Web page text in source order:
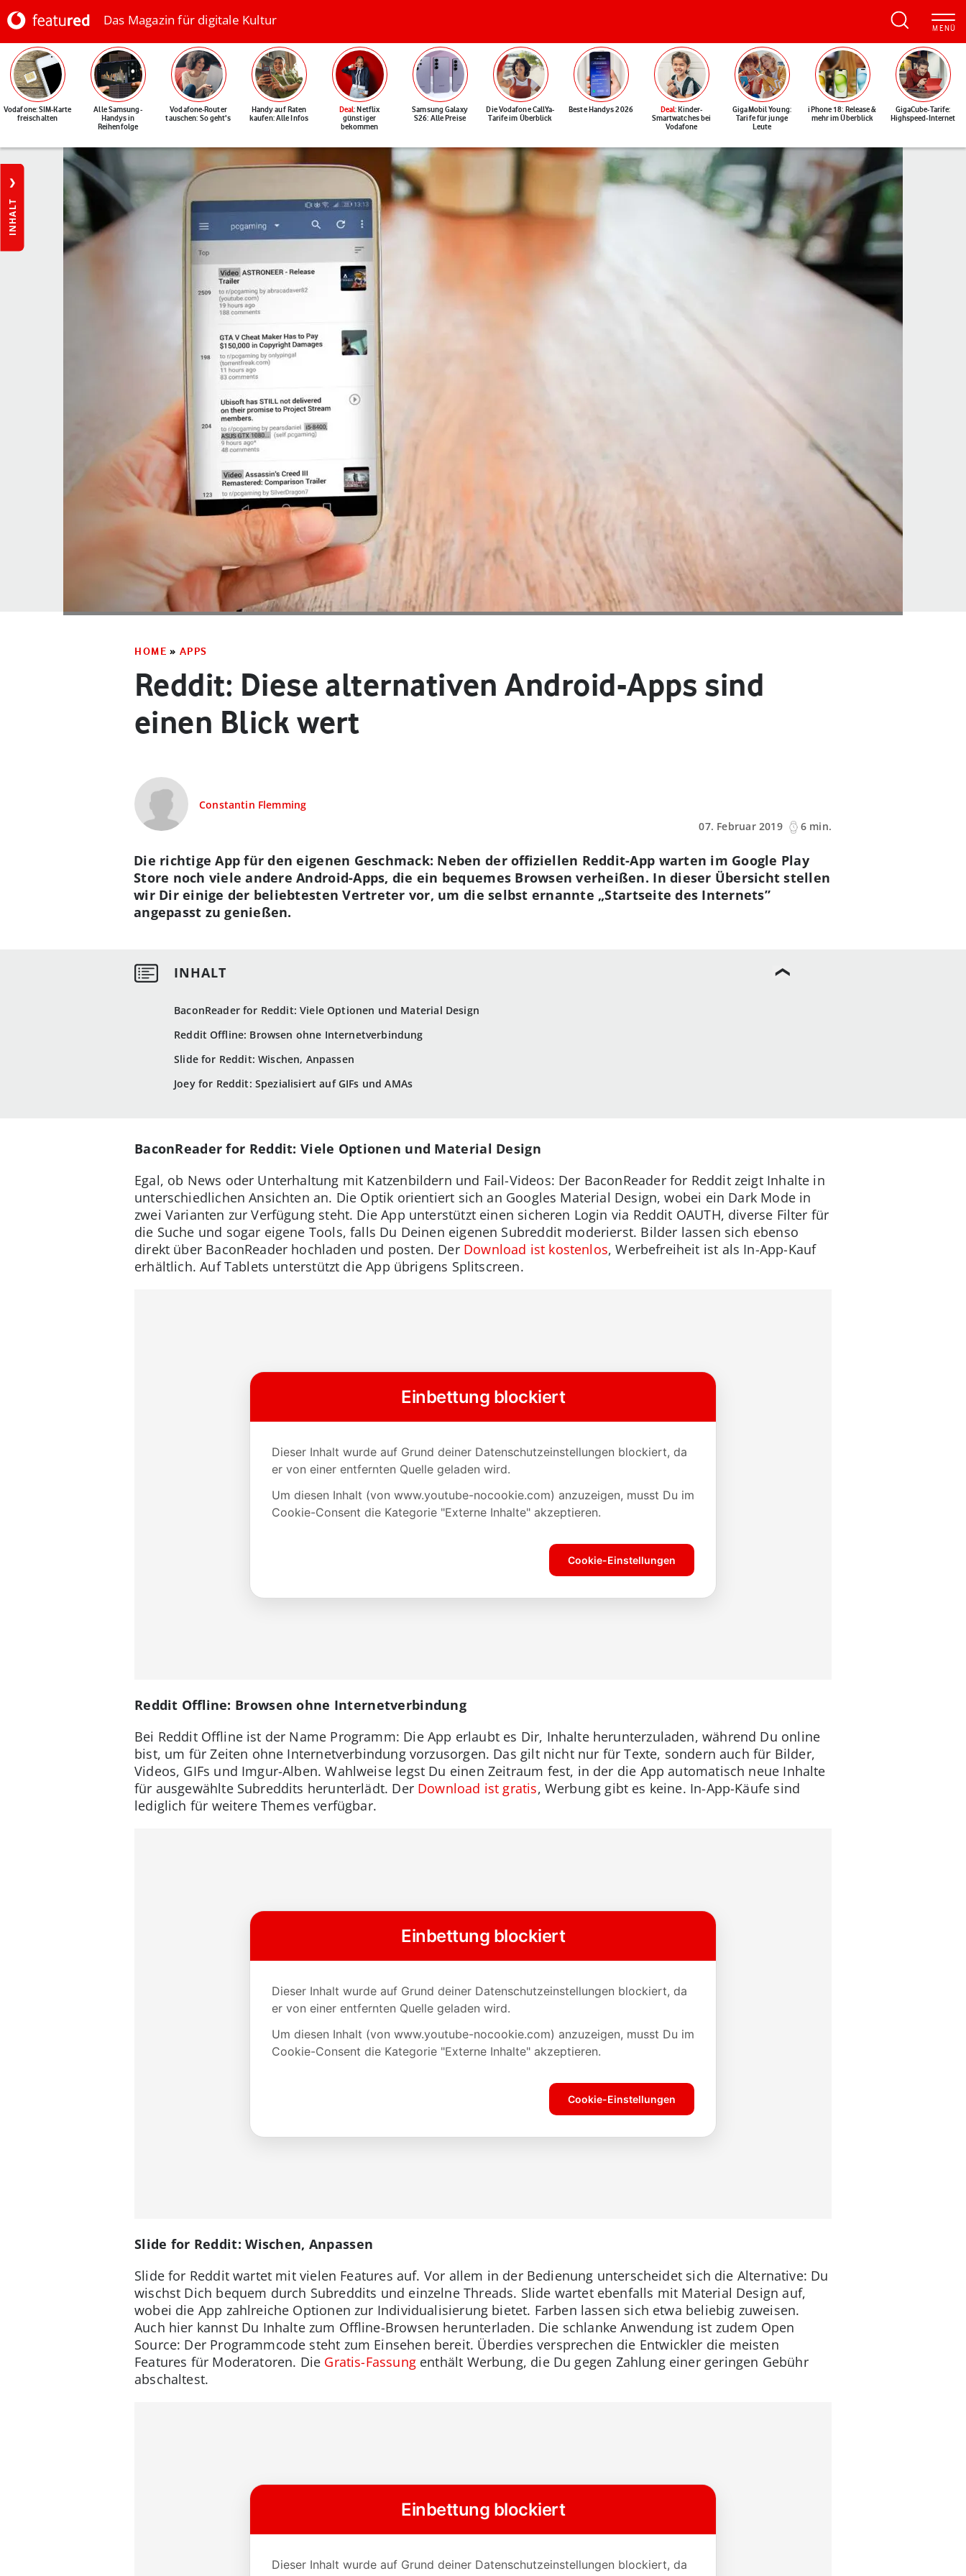
Das Magazin für digitale Kultur
Vodafone: SIM-Karte
freischalten
Alle Samsung-
Handys in
Reihenfolge
Vodafone-Router
tauschen: So geht's
Handy auf Raten
kaufen: Alle Infos
Deal: Netflix
günstiger
bekommen
Samsung Galaxy
S26: Alle Preise
Die Vodafone CallYa-
Tarife im Überblick
Beste Handys 2026 Deal: Kinder-
Smartwatches bei
Vodafone
GigaMobil Young:
Tarife für junge
Leute
iPhone 18: Release &
mehr im Überblick
GigaCube-Tarife:
Highspeed-Internet
INHALT
HOME » APPS
Reddit: Diese alternativen Android-Apps sind
einen Blick wert
Constantin Flemming
07. Februar 2019
6 min.
BaconReader for Reddit: Viele Optionen und Material Design
Reddit Offline: Browsen ohne Internetverbindung
Slide for Reddit: Wischen, Anpassen
Joey for Reddit: Spezialisiert auf GIFs und AMAs
Die richtige App für den eigenen Geschmack: Neben der offiziellen Reddit-App warten im Google Play
Store noch viele andere Android-Apps, die ein bequemes Browsen verheißen. In dieser Übersicht stellen
wir Dir einige der beliebtesten Vertreter vor, um die selbst ernannte „Startseite des Internets”
angepasst zu genießen.
BaconReader for Reddit: Viele Optionen und Material Design
Egal, ob News oder Unterhaltung mit Katzenbildern und Fail-Videos: Der BaconReader for Reddit zeigt Inhalte in
unterschiedlichen Ansichten an. Die Optik orientiert sich an Googles Material Design, wobei ein Dark Mode in
zwei Varianten zur Verfügung steht. Die App unterstützt einen sicheren Login via Reddit OAUTH, diverse Filter für
die Suche und sogar eigene Tools, falls Du Deinen eigenen Subreddit moderierst. Bilder lassen sich ebenso
direkt über BaconReader hochladen und posten. Der Download ist kostenlos, Werbefreiheit ist als In-App-Kauf
erhältlich. Auf Tablets unterstützt die App übrigens Splitscreen.
Reddit Offline: Browsen ohne Internetverbindung
Bei Reddit Offline ist der Name Programm: Die App erlaubt es Dir, Inhalte herunterzuladen, während Du online
bist, um für Zeiten ohne Internetverbindung vorzusorgen. Das gilt nicht nur für Texte, sondern auch für Bilder,
Videos, GIFs und Imgur-Alben. Wahlweise legst Du einen Zeitraum fest, in der die App automatisch neue Inhalte
für ausgewählte Subreddits herunterlädt. Der Download ist gratis, Werbung gibt es keine. In-App-Käufe sind
lediglich für weitere Themes verfügbar.
Slide for Reddit: Wischen, Anpassen
Slide for Reddit wartet mit vielen Features auf. Vor allem in der Bedienung unterscheidet sich die Alternative: Du
wischst Dich bequem durch Subreddits und einzelne Threads. Slide wartet ebenfalls mit Material Design auf,
wobei die App zahlreiche Optionen zur Individualisierung bietet. Farben lassen sich etwa beliebig zuweisen.
Auch hier kannst Du Inhalte zum Offline-Browsen herunterladen. Die schlanke Anwendung ist zudem Open
Source: Der Programmcode steht zum Einsehen bereit. Überdies versprechen die Entwickler die meisten
Features für Moderatoren. Die Gratis-Fassungenthält Werbung, die Du gegen Zahlung einer geringen Gebühr
abschaltest.